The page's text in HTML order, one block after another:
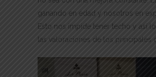
ganando en edad y nosotros en
Esto nos impide tener techo y así
las valoraciones de los principales